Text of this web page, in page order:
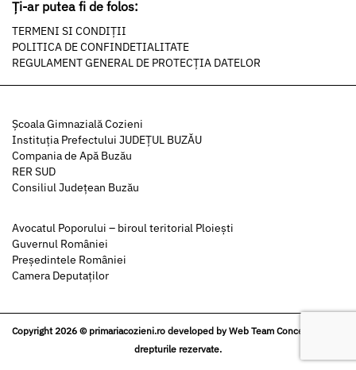
Ți-ar putea fi de folos:
TERMENI SI CONDIȚII
POLITICA DE CONFINDETIALITATE
REGULAMENT GENERAL DE PROTECȚIA DATELOR
Şcoala Gimnazială Cozieni
Instituția Prefectului JUDEȚUL BUZĂU
Compania de Apă Buzău
RER SUD
Consiliul Județean Buzău
Avocatul Poporului – biroul teritorial Ploiești
Guvernul României
Președintele României
Camera Deputaților
Copyright 2026 © primariacozieni.ro developed byWeb Team Concept
drepturile rezervate.